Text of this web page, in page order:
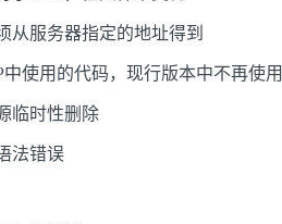
服务器指定的地址得到
用的代码，现行版本中不再使用
时性删除
错误